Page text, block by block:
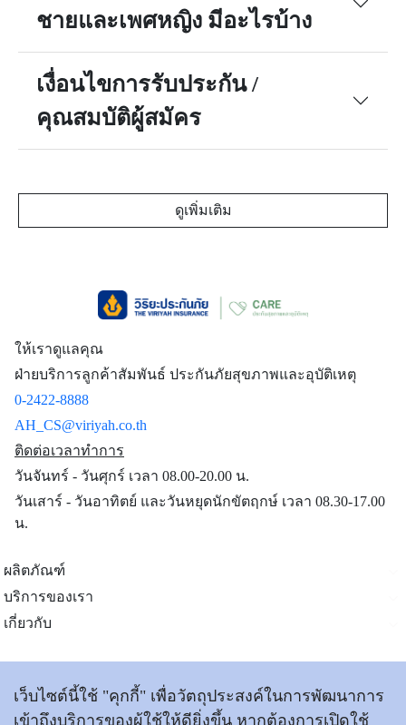
ชายและเพศหญิง มีอะไรบ้าง
เงื่อนไขการรับประกัน /
คุณสมบัติผู้สมัคร
ดูเพิ่มเติม
ให้เราดูแลคุณ
ฝ่ายบริการลูกค้าสัมพันธ์ ประกันภัยสุขภาพและอุบัติเหตุ
0-2422-8888
AH_CS@viriyah.co.th
ติดต่อเวลาทำการ
วันจันทร์ - วันศุกร์ เวลา 08.00-20.00 น.
วันเสาร์ - วันอาทิตย์ และวันหยุดนักขัตฤกษ์ เวลา 08.30-17.00
น.
ผลิตภัณฑ์
บริการของเรา
เกี่ยวกับ
เว็บไซต์นี้ใช้ "คุกกี้" เพื่อวัตถุประสงค์ในการพัฒนาการ
เข้าถึงบริการของผู้ใช้ให้ดียิ่งขึ้น หากต้องการเปิดใช้